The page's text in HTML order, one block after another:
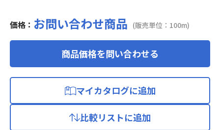
価格： お問い合わせ商品 (販売単位：100m)
商品価格を問い合わせる
マイカタログに追加
比較リストに追加